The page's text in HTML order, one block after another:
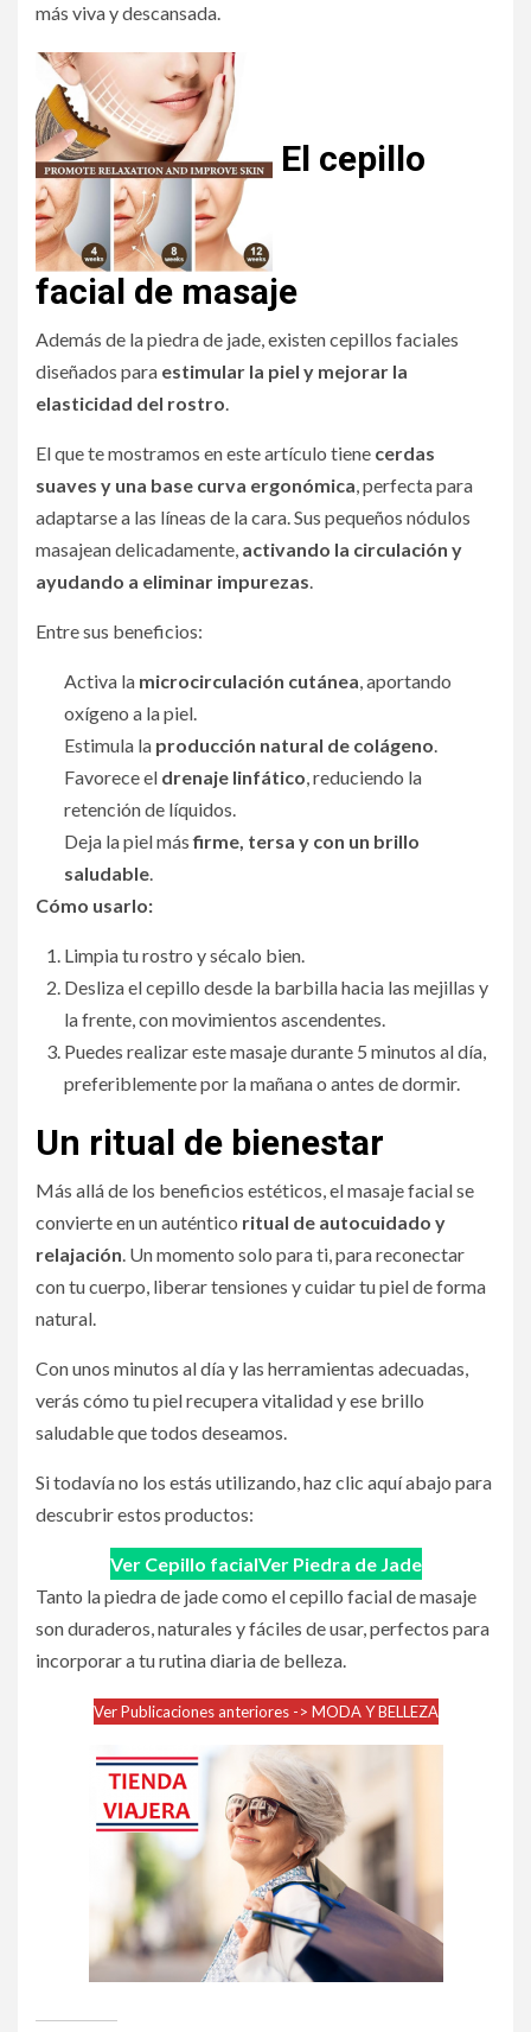
más viva y descansada.
El cepillo
facial de masaje
Además de la piedra de jade, existen cepillos faciales
diseñados para estimular la piel y mejorar la
elasticidad del rostro.
El que te mostramos en este artículo tiene cerdas
suaves y una base curva ergonómica, perfecta para
adaptarse a las líneas de la cara. Sus pequeños nódulos
masajean delicadamente, activando la circulación y
ayudando a eliminar impurezas.
Entre sus beneficios:
Activa la microcirculación cutánea, aportando
oxígeno a la piel.
Estimula la producción natural de colágeno.
Favorece el drenaje linfático, reduciendo la
retención de líquidos.
Deja la piel másfirme, tersa y con un brillo
saludable.
Cómo usarlo:
Limpia tu rostro y sécalo bien.
Desliza el cepillo desde la barbilla hacia las mejillas y
la frente, con movimientos ascendentes.
Puedes realizar este masaje durante 5 minutos al día,
preferiblemente por la mañana o antes de dormir.
Un ritual de bienestar
Más allá de los beneficios estéticos, el masaje facial se
convierte en un auténtico ritual de autocuidado y
relajación. Un momento solo para ti, para reconectar
con tu cuerpo, liberar tensiones y cuidar tu piel de forma
natural.
Con unos minutos al día y las herramientas adecuadas,
verás cómo tu piel recupera vitalidad y ese brillo
saludable que todos deseamos.
Si todavía no los estás utilizando, haz clic aquí abajo para
descubrir estos productos:
Ver Cepillo facialVer Piedra de Jade
Tanto la piedra de jade como el cepillo facial de masaje
son duraderos, naturales y fáciles de usar, perfectos para
incorporar a tu rutina diaria de belleza.
Ver Publicaciones anteriores -> MODA Y BELLEZA